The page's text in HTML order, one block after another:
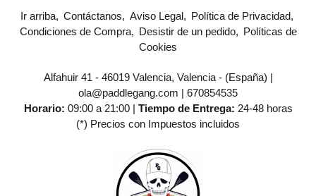
Ir arriba Contáctanos Aviso Legal
Política de Privacidad
Condiciones de Compra
Desistir de un pedido
Políticas de
Cookies
Alfahuir 41 - 46019 Valencia, Valencia - (España) |
ola@paddlegang.com | 670854535
Horario: 09:00 a 21:00 | Tiempo de Entrega: 24-48 horas
(*) Precios con Impuestos incluidos